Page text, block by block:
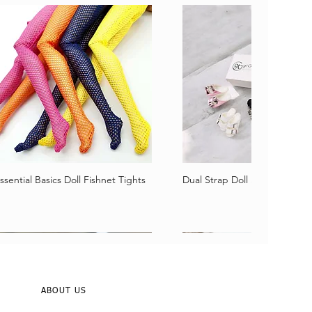
Schnellansicht
Basics Doll Fishnet Tights Schnellansicht
Dual Strap Doll Sandals
ABOUT US